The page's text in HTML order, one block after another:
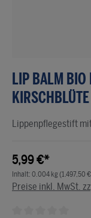
LIP BALM BIO
Lippenpflegestift
5,99 €*
Inhalt: 0.004 kg(1.497,50
Preise inkl. MwSt.